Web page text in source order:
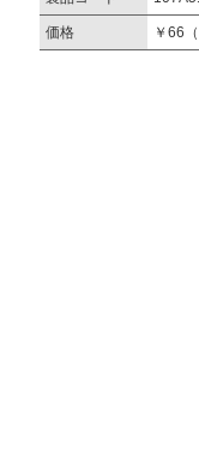
価格 ￥66